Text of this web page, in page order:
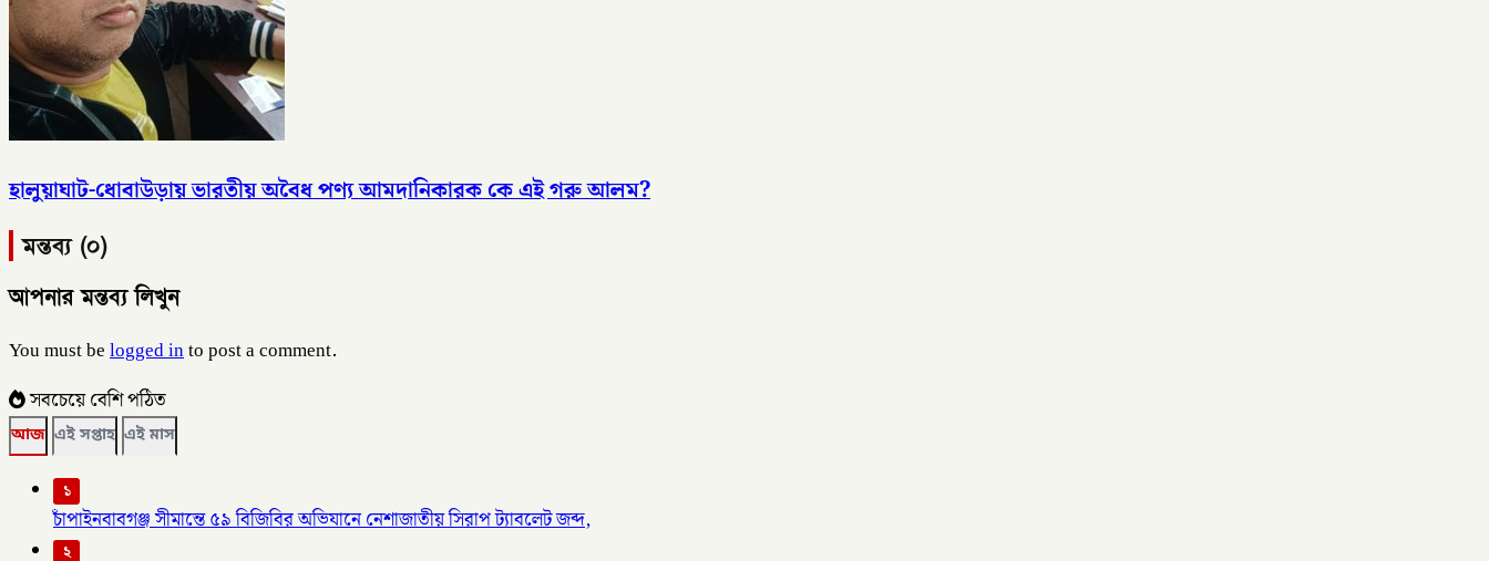
হালুয়াঘাট-ধোবাউড়ায় ভারতীয় অবৈধ পণ্য আমদানিকারক কে এই গরু আলম?
মন্তব্য (০)
আপনার মন্তব্য লিখুন
You must belogged into post a comment.
সবচেয়ে বেশি পঠিত
আজ এই সপ্তাহ এই মাস
১
চাঁপাইনবাবগঞ্জ সীমান্তে ৫৯ বিজিবির অভিযানে নেশাজাতীয় সিরাপ ট্যাবলেট জব্দ,
২